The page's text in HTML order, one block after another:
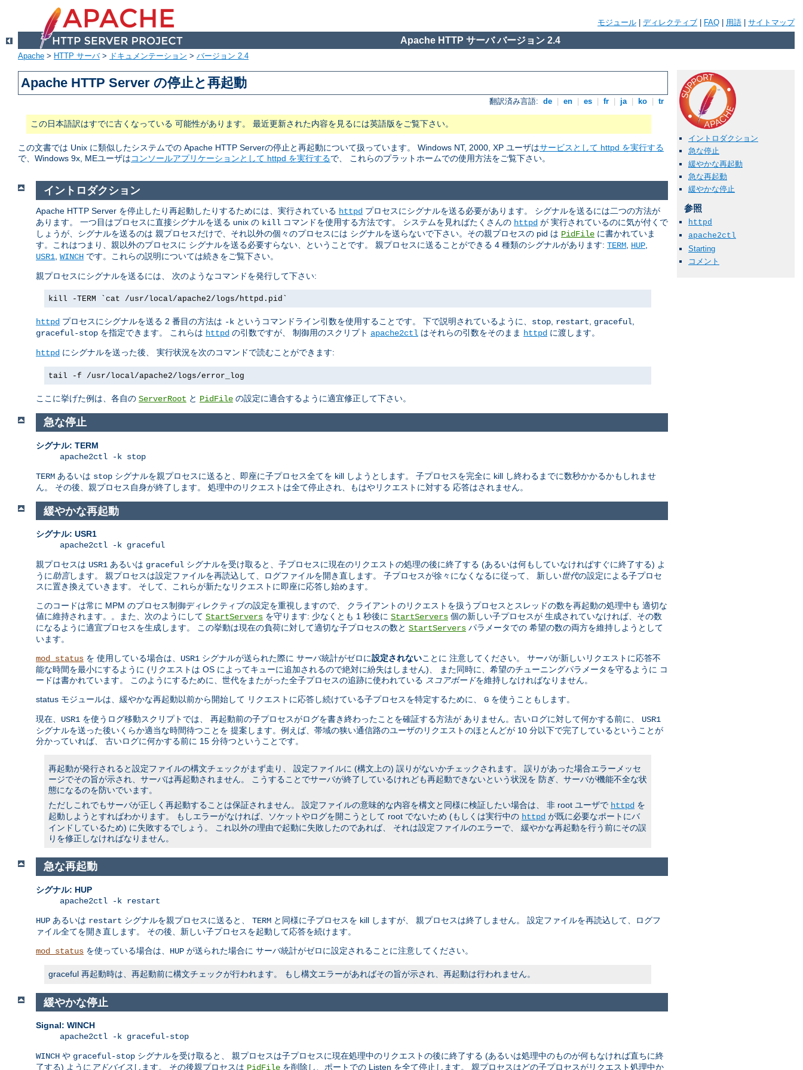
モジュール ディレクティブ FAQ 用語 サイトマップ
Apache HTTP サーバ バージョン 2.4
Apache > HTTP サーバ> ドキュメンテーション > バージョン 2.4
Apache HTTP Server の停止と再起動
翻訳済み言語: de en es fr ja ko tr
この日本語訳はすでに古くなっている 可能性があります。 最近更新された内容を見るには英語版をご覧下さい。
この文書では Unix に類似したシステムでの Apache HTTP Serverの停止と再起動について扱っています。 Windows NT, 2000, XP ユーザはサービスとして httpd を実行する
で、Windows 9x, MEユーザはコンソールアプリケーションとして httpd を実行するで、 これらのプラットホームでの使用方法をご覧下さい。
イントロダクション
急な停止
緩やかな再起動
急な再起動
緩やかな停止
参照
httpd
apache2ctl
Starting
コメント
イントロダクション
Apache HTTP Server を停止したり再起動したりするためには、実行されている httpd プロセスにシグナルを送る必要があります。 シグナルを送るには二つの方法が
あります。 一つ目はプロセスに直接シグナルを送る unix の kill コマンドを使用する方法です。 システムを見ればたくさんの httpd が 実行されているのに気が付くで
しょうが、シグナルを送るのは 親プロセスだけで、それ以外の個々のプロセスには シグナルを送らないで下さい。その親プロセスの pid は PidFile に書かれていま
す。これはつまり、親以外のプロセスに シグナルを送る必要すらない、ということです。 親プロセスに送ることができる 4 種類のシグナルがあります: TERM HUP
USR1 WINCH です。これらの説明については続きをご覧下さい。
親プロセスにシグナルを送るには、 次のようなコマンドを発行して下さい:
kill -TERM `cat /usr/local/apache2/logs/httpd.pid`
httpd プロセスにシグナルを送る 2 番目の方法は -k というコマンドライン引数を使用することです。 下で説明されているように、 stop restart graceful
graceful-stop を指定できます。 これらは httpd の引数ですが、 制御用のスクリプト apache2ctl はそれらの引数をそのまま httpd に渡します。
httpd にシグナルを送った後、 実行状況を次のコマンドで読むことができます:
tail -f /usr/local/apache2/logs/error_log
ここに挙げた例は、各自の ServerRoot と PidFile の設定に適合するように適宜修正して下さい。
急な停止
シグナル: TERM
apache2ctl -k stop
TERM あるいは stop シグナルを親プロセスに送ると、即座に子プロセス全てを kill しようとします。 子プロセスを完全に kill し終わるまでに数秒かかるかもしれませ
ん。 その後、親プロセス自身が終了します。 処理中のリクエストは全て停止され、もはやリクエストに対する 応答はされません。
緩やかな再起動
シグナル: USR1
apache2ctl -k graceful
親プロセスは USR1 あるいは graceful シグナルを受け取ると、子プロセスに現在のリクエストの処理の後に終了する (あるいは何もしていなければすぐに終了する) よ
うに助言します。 親プロセスは設定ファイルを再読込して、ログファイルを開き直します。 子プロセスが徐々になくなるに従って、 新しい世代の設定による子プロセ
スに置き換えていきます。 そして、これらが新たなリクエストに即座に応答し始めます。
このコードは常に MPM のプロセス制御ディレクティブの設定を重視しますので、 クライアントのリクエストを扱うプロセスとスレッドの数を再起動の処理中も 適切な
値に維持されます。。また、次のようにして StartServers を守ります: 少なくとも 1 秒後に StartServers 個の新しい子プロセスが 生成されていなければ、その数
になるように適宜プロセスを生成します。 この挙動は現在の負荷に対して適切な子プロセスの数と StartServers パラメータでの 希望の数の両方を維持しようとして
います。
mod_status を 使用している場合は、 USR1 シグナルが送られた際に サーバ統計がゼロに設定されないことに 注意してください。 サーバが新しいリクエストに応答不
能な時間を最小にするように (リクエストは OS によってキューに追加されるので絶対に紛失はしません)、 また同時に、希望のチューニングパラメータを守るように コ
ードは書かれています。 このようにするために、世代をまたがった全子プロセスの追跡に使われている スコアボードを維持しなければなりません。
status モジュールは、緩やかな再起動以前から開始して リクエストに応答し続けている子プロセスを特定するために、 G を使うこともします。
現在、 USR1 を使うログ移動スクリプトでは、 再起動前の子プロセスがログを書き終わったことを確証する方法が ありません。古いログに対して何かする前に、 USR1
シグナルを送った後いくらか適当な時間待つことを 提案します。例えば、帯域の狭い通信路のユーザのリクエストのほとんどが 10 分以下で完了しているということが
分かっていれば、 古いログに何かする前に 15 分待つということです。
再起動が発行されると設定ファイルの構文チェックがまず走り、 設定ファイルに (構文上の) 誤りがないかチェックされます。 誤りがあった場合エラーメッセ
ージでその旨が示され、サーバは再起動されません。 こうすることでサーバが終了しているけれども再起動できないという状況を 防ぎ、サーバが機能不全な状
態になるのを防いでいます。
ただしこれでもサーバが正しく再起動することは保証されません。 設定ファイルの意味的な内容を構文と同様に検証したい場合は、 非 root ユーザで httpd を
起動しようとすればわかります。 もしエラーがなければ、ソケットやログを開こうとして root でないため (もしくは実行中の httpd が既に必要なポートにバ
インドしているため) に失敗するでしょう。 これ以外の理由で起動に失敗したのであれば、 それは設定ファイルのエラーで、 緩やかな再起動を行う前にその誤
りを修正しなければなりません。
急な再起動
シグナル: HUP
apache2ctl -k restart
HUP あるいは restart シグナルを親プロセスに送ると、 TERM と同様に子プロセスを kill しますが、 親プロセスは終了しません。 設定ファイルを再読込して、ログフ
ァイル全てを開き直します。 その後、新しい子プロセスを起動して応答を続けます。
mod_status を使っている場合は、 HUP が送られた場合に サーバ統計がゼロに設定されることに注意してください。
graceful 再起動時は、再起動前に構文チェックが行われます。 もし構文エラーがあればその旨が示され、再起動は行われません。
緩やかな停止
Signal: WINCH
apache2ctl -k graceful-stop
WINCH や graceful-stop シグナルを受け取ると、 親プロセスは子プロセスに現在処理中のリクエストの後に終了する (あるいは処理中のものが何もなければ直ちに終
了する) ように アドバイス します。 その後親プロセスは PidFile を削除し、ポートでの Listen を全て停止します。 親プロセスはどの子プロセスがリクエスト処理中か